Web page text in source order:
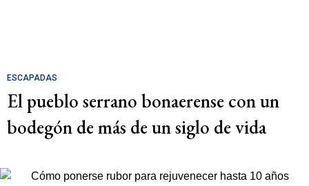
ESCAPADAS
El pueblo serrano bonaerense con un
bodegón de más de un siglo de vida